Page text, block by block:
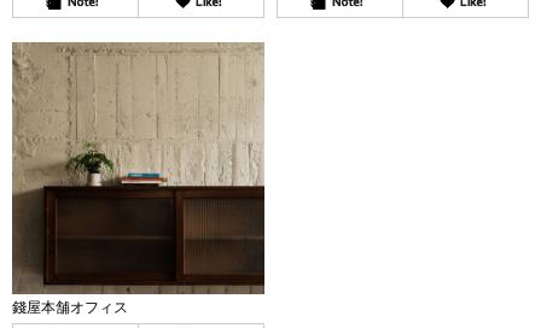
錢屋本舗オフィス